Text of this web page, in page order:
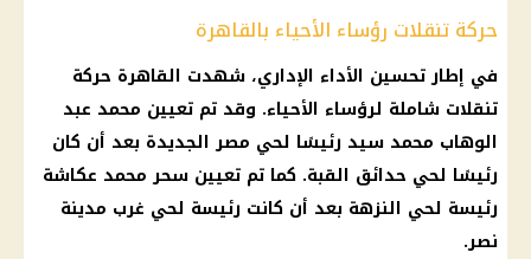
حركة تنقلات رؤساء الأحياء بالقاهرة
في إطار تحسين الأداء الإداري، شهدت القاهرة حركة
تنقلات شاملة لرؤساء الأحياء. وقد تم تعيين محمد عبد
الوهاب محمد سيد رئيسًا لحي مصر الجديدة بعد أن كان
رئيسًا لحي حدائق القبة. كما تم تعيين سحرمحمد عكاشة
رئيسة لحي النزهة بعد أن كانت رئيسة لحي غرب مدينة
نصر.